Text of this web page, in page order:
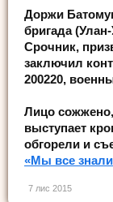
Доржи
бригада
Срочник,
заключил
200220,
Лицо
выступает
обгорели и
«Мы все
7 лис 2015